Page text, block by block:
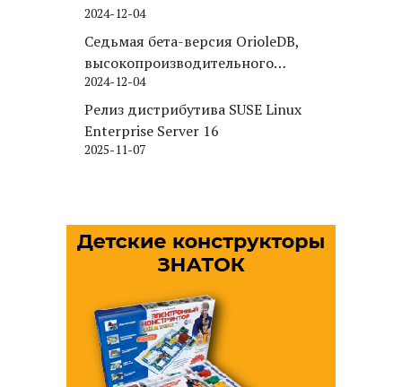
2024-12-04
Седьмая бета-версия OrioleDB,
высокопроизводительного
движка хранения для PostgreSQL
2024-12-04
Релиз дистрибутива SUSE Linux
Enterprise Server 16
2025-11-07